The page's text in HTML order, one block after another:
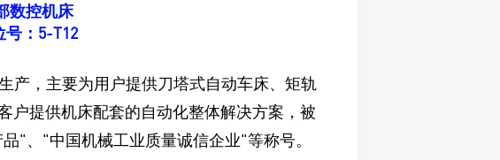
数控机床
号：5-T12
产，主要为用户提供刀塔式自动车床、矩轨
户提供机床配套的自动化整体解决方案，被
"、"中国机械工业质量诚信企业"等称号。